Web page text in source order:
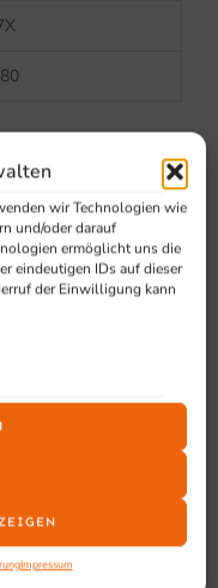
wir Technologien wie
und/oder darauf
ermöglicht uns die
eindeutigen IDs auf dieser
der Einwilligung kann
Impressum